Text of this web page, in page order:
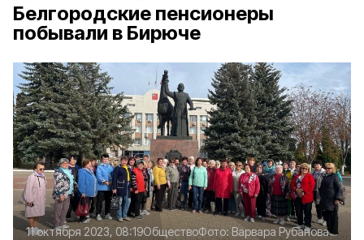
Белгородские пенсионеры
побывали в Бирюче
11 октября 2023, 08:19ОбществоФото:Варвара Рубанова